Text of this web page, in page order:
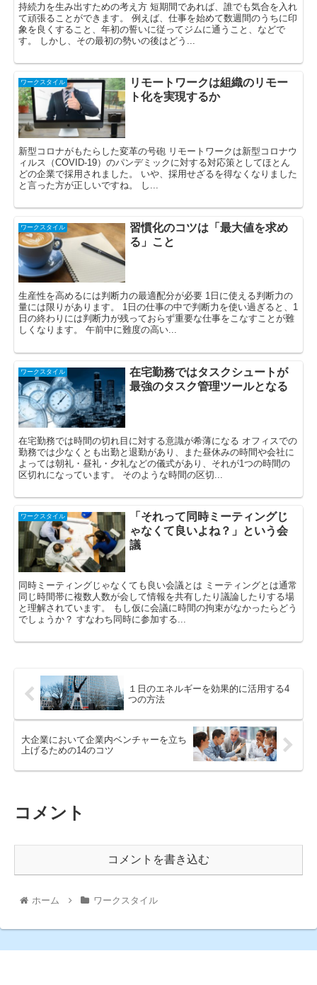
持続力を生み出すための考え方 短期間であれば、誰でも気合を入れ
て頑張ることができます。 例えば、仕事を始めて数週間のうちに印
象を良くすること、年初の誓いに従ってジムに通うこと、などで
す。 しかし、その最初の勢いの後はどう...
ワークスタイル
リモートワークは組織のリモー
ト化を実現するか
新型コロナがもたらした変革の号砲 リモートワークは新型コロナウ
ィルス（COVID-19）のパンデミックに対する対応策としてほとん
どの企業で採用されました。 いや、採用せざるを得なくなりました
と言った方が正しいですね。 し...
ワークスタイル
習慣化のコツは「最大値を求め
る」こと
生産性を高めるには判断力の最適配分が必要 1日に使える判断力の
量には限りがあります。 1日の仕事の中で判断力を使い過ぎると、1
日の終わりには判断力が残っておらず重要な仕事をこなすことが難
しくなります。 午前中に難度の高い...
ワークスタイル
在宅勤務ではタスクシュートが
最強のタスク管理ツールとなる
在宅勤務では時間の切れ目に対する意識が希薄になる オフィスでの
勤務では少なくとも出勤と退勤があり、また昼休みの時間や会社に
よっては朝礼・昼礼・夕礼などの儀式があり、それが1つの時間の
区切れになっています。 そのような時間の区切...
ワークスタイル
「それって同時ミーティングじ
ゃなくて良いよね？」という会
議
同時ミーティングじゃなくても良い会議とは ミーティングとは通常
同じ時間帯に複数人数が会して情報を共有したり議論したりする場
と理解されています。 もし仮に会議に時間の拘束がなかったらどう
でしょうか？ すなわち同時に参加する...
１日のエネルギーを効果的に活用する4
つの方法
大企業において企業内ベンチャーを立ち
上げるための14のコツ
コメント
コメントを書き込む
ホーム ワークスタイル